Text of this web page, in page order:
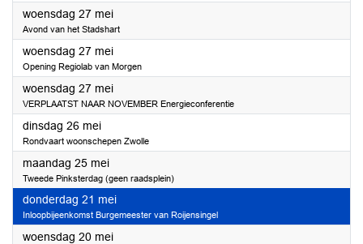
woensdag 27 mei2026
Avond van het Stadshart
woensdag 27 mei2026
Opening Regiolab van Morgen
woensdag 27 mei2026
VERPLAATST NAAR NOVEMBER Energieconferentie
dinsdag 26 mei2026
Rondvaart woonschepen Zwolle
maandag 25 mei2026
Tweede Pinksterdag (geen raadsplein)
donderdag 21 mei2026
Inloopbijeenkomst Burgemeester van Roijensingel
woensdag 20 mei2026